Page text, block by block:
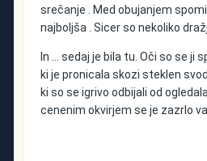
srečanje . Med obujanjem
najboljša . Sicer so nekoliko
In … sedaj je bila tu. Oči so se ji
ki je pronicala skozi steklen
ki so se igrivo odbijali od
cenenim okvirjem se je zazrlo